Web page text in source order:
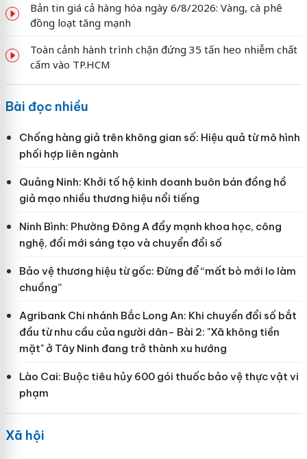
Bản tin giá cả hàng hóa ngày 6/8/2026: Vàng, cà phê
đồng loạt tăng mạnh
Toàn cảnh hành trình chặn đứng 35 tấn heo nhiễm chất
cấm vào TP.HCM
Bài đọc nhiều
Chống hàng giả trên không gian số: Hiệu quả từ mô hình
phối hợp liên ngành
Quảng Ninh: Khởi tố hộ kinh doanh buôn bán đồng hồ
giả mạo nhiều thương hiệu nổi tiếng
Ninh Bình: Phường Đông A đẩy mạnh khoa học, công
nghệ, đổi mới sáng tạo và chuyển đổi số
Bảo vệ thương hiệu từ gốc: Đừng để “mất bò mới lo làm
chuồng”
Agribank Chi nhánh Bắc Long An: Khi chuyển đổi số bắt
đầu từ nhu cầu của người dân- Bài 2: "Xã không tiền
mặt" ở Tây Ninh đang trở thành xu hướng
Lào Cai: Buộc tiêu hủy 600 gói thuốc bảo vệ thực vật vi
phạm
Xã hội